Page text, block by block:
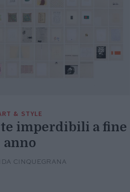
& STYLE
imperdibili a fine
anno
CINQUEGRANA